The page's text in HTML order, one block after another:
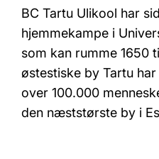
BC Tartu Ulikool har
hjemmekampe i
som kan rumme 1650
østestiske by Tartu
over 100.000
den næststørste by i